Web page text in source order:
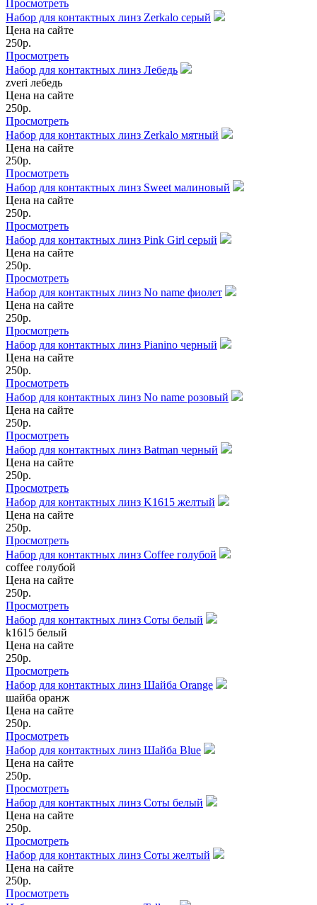
Просмотреть
Набор для контактных линз Zerkalo серый
Цена на сайте
250р.
Просмотреть
Набор для контактных линз Лебедь
zveri лебедь
Цена на сайте
250р.
Просмотреть
Набор для контактных линз Zerkalo мятный
Цена на сайте
250р.
Просмотреть
Набор для контактных линз Sweet малиновый
Цена на сайте
250р.
Просмотреть
Набор для контактных линз Pink Girl серый
Цена на сайте
250р.
Просмотреть
Набор для контактных линз No name фиолет
Цена на сайте
250р.
Просмотреть
Набор для контактных линз Pianino черный
Цена на сайте
250р.
Просмотреть
Набор для контактных линз No name розовый
Цена на сайте
250р.
Просмотреть
Набор для контактных линз Batman черный
Цена на сайте
250р.
Просмотреть
Набор для контактных линз K1615 желтый
Цена на сайте
250р.
Просмотреть
Набор для контактных линз Coffee голубой
coffee голубой
Цена на сайте
250р.
Просмотреть
Набор для контактных линз Соты белый
k1615 белый
Цена на сайте
250р.
Просмотреть
Набор для контактных линз Шайба Orange
шайба оранж
Цена на сайте
250р.
Просмотреть
Набор для контактных линз Шайба Blue
Цена на сайте
250р.
Просмотреть
Набор для контактных линз Cоты белый
Цена на сайте
250р.
Просмотреть
Набор для контактных линз Соты желтый
Цена на сайте
250р.
Просмотреть